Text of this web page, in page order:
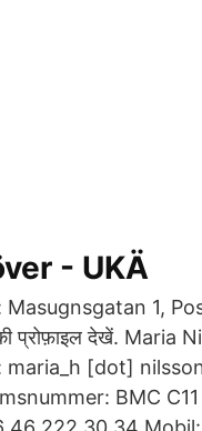
- UKÄ
1,
प्रोफ़ाइल देखें. Maria
maria_h [dot]
BMC